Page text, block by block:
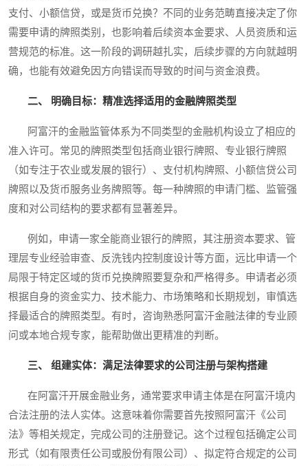
支付、小额信贷，或是货币兑换？不同的业务范畴直接决定了你
需要申请的牌照类别，也影响着后续资本金要求、人员资质和运
营规范的标准。这一阶段的调研越扎实，后续步骤的方向就越明
确，也能有效避免因方向错误而导致的时间与资金浪费。
二、 明确目标：精准选择适用的金融牌照类型
阿富汗的金融监管体系为不同类型的金融机构设立了相应的
准入许可。常见的牌照类型包括商业银行牌照、专业银行牌照
（如专注于农业或发展的银行）、支付机构牌照、小额信贷公司
牌照以及货币服务业务牌照等。每一种牌照的申请门槛、监管强
度和对公司结构的要求都有显著差异。
例如，申请一家全能商业银行的牌照，其注册资本要求、管
理层专业经验审查、反洗钱内控制度设计等方面，远比申请一个
局限于特定区域的货币兑换牌照要复杂和严格得多。申请者必须
根据自身的资金实力、技术能力、市场策略和长期规划，审慎选
择最适合的牌照类型。有时，咨询熟悉阿富汗金融法律的专业顾
问或本地合规专家，能帮助做出更精准的判断。
三、 组建实体：满足法律要求的公司注册与架构搭建
在阿富汗开展金融业务，通常要求申请主体是在阿富汗境内
合法注册的法人实体。这意味着你需要首先按照阿富汗《公司
法》等相关规定，完成公司的注册登记。这个过程包括确定公司
形式（如有限责任公司或股份有限公司）、拟定符合规定的公司